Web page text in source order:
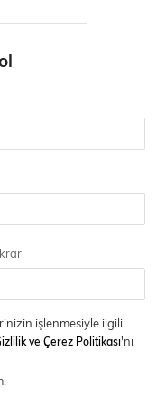
& Büstiyer
işlenmesiyle ilgili
ve Çerez Politikası'nı